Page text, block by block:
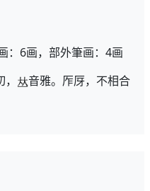
：6画，部外筆画：4画
音雅。厏厊，不相合